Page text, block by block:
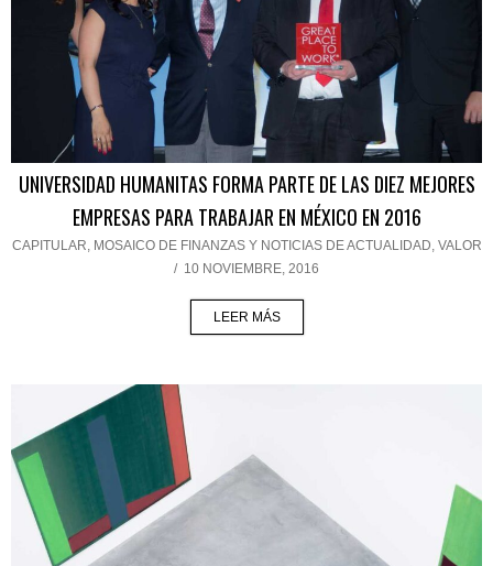
UNIVERSIDAD HUMANITAS FORMA PARTE DE LAS DIEZ MEJORES
EMPRESAS PARA TRABAJAR EN MÉXICO EN 2016
CAPITULAR, MOSAICO DE FINANZAS Y NOTICIAS DE ACTUALIDAD, VALOR
/ 10 NOVIEMBRE, 2016
LEER MÁS